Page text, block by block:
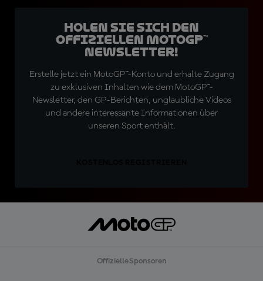
Holen Sie sich den
offiziellen MotoGP™
Newsletter!
Erstelle jetzt ein MotoGP™-Konto und erhalte Zugang
zu exklusiven Inhalten wie dem MotoGP™-
Newsletter, den GP-Berichten, unglaubliche Videos
und andere interessante Informationen über
unseren Sport enthält.
Offizielle Sponsoren